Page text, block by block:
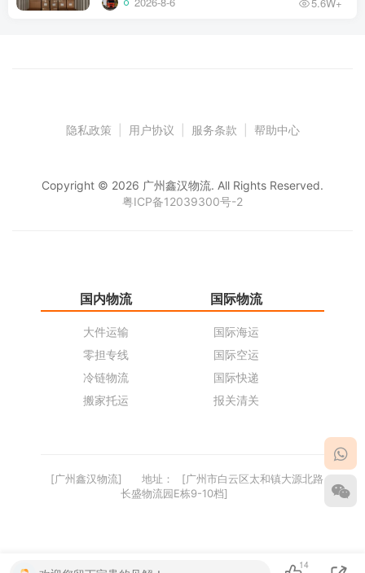
隐私政策 用户协议 服务条款 帮助中心
Copyright © 2026 广州鑫汉物流. All Rights Reserved.
粤ICP备12039300号-2
国内物流
大件运输
零担专线
冷链物流
搬家托运
国际物流
国际海运
国际空运
国际快递
报关清关
[广州鑫汉物流] 地址：
[广州市白云区太和镇大源北路
长盛物流园E栋9-10档]
14